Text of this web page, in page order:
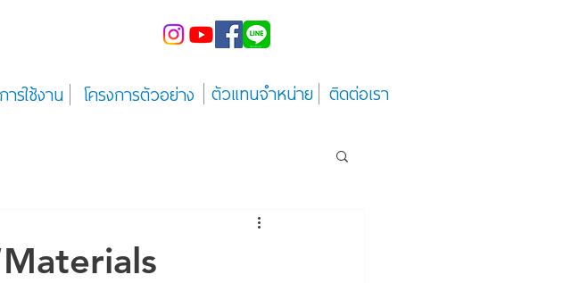
รใช้งาน โครงการตัวอย่าง ตัวแทนจำหน่าย ติดต่อเรา